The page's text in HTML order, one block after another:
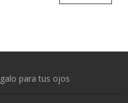
para tus ojos